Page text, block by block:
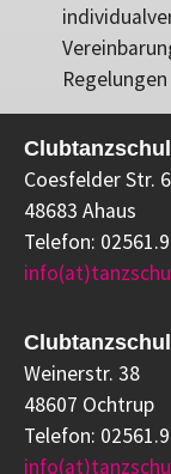
Coesfelder Str.
48683 Ahaus
Telefon:
Weinerstr. 38
48607 Ochtrup
Telefon: